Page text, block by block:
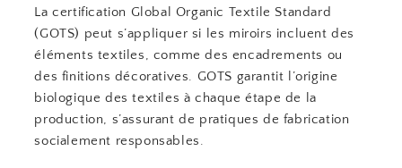
La certification Global Organic Textile Standard
(GOTS) peut s’appliquer si les miroirs incluent des
éléments textiles, comme des encadrements ou
des finitions décoratives. GOTS garantit l’origine
biologique des textiles à chaque étape de la
production, s’assurant de pratiques de fabrication
socialement responsables.